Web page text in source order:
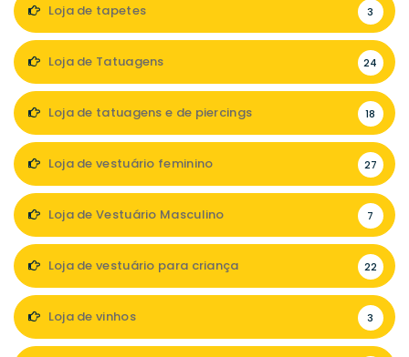
Loja de tapetes 3
Loja de Tatuagens 24
Loja de tatuagens e de piercings 18
Loja de vestuário feminino 27
Loja de Vestuário Masculino 7
Loja de vestuário para criança 22
Loja de vinhos 3